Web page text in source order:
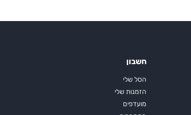
חשבון
הסל שלי
הזמנות שלי
מועדפים